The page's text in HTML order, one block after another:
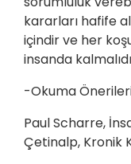
kararları hafife
içindir ve her
insanda
-Okuma
Paul Scharre,
Çetinalp, Kronik